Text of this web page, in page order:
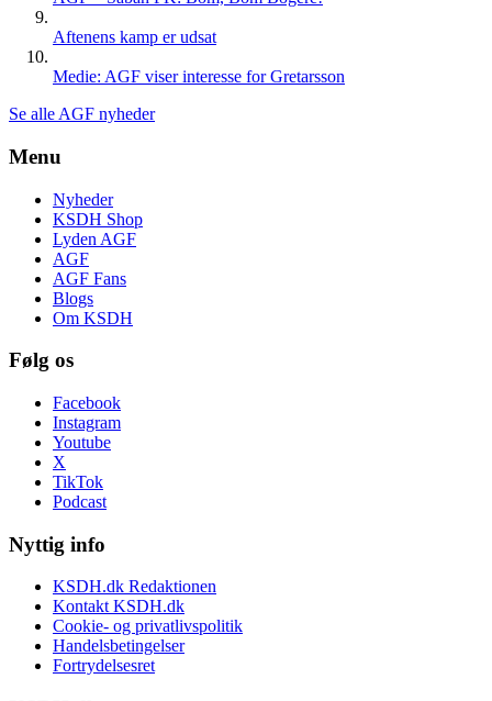
Aftenens kamp er udsat
Medie: AGF viser interesse for Gretarsson
Se alle AGF nyheder
Menu
Nyheder
KSDH Shop
Lyden AGF
AGF
AGF Fans
Blogs
Om KSDH
Følg os
Facebook
Instagram
Youtube
X
TikTok
Podcast
Nyttig info
KSDH.dk Redaktionen
Kontakt KSDH.dk
Cookie- og privatlivspolitik
Handelsbetingelser
Fortrydelsesret